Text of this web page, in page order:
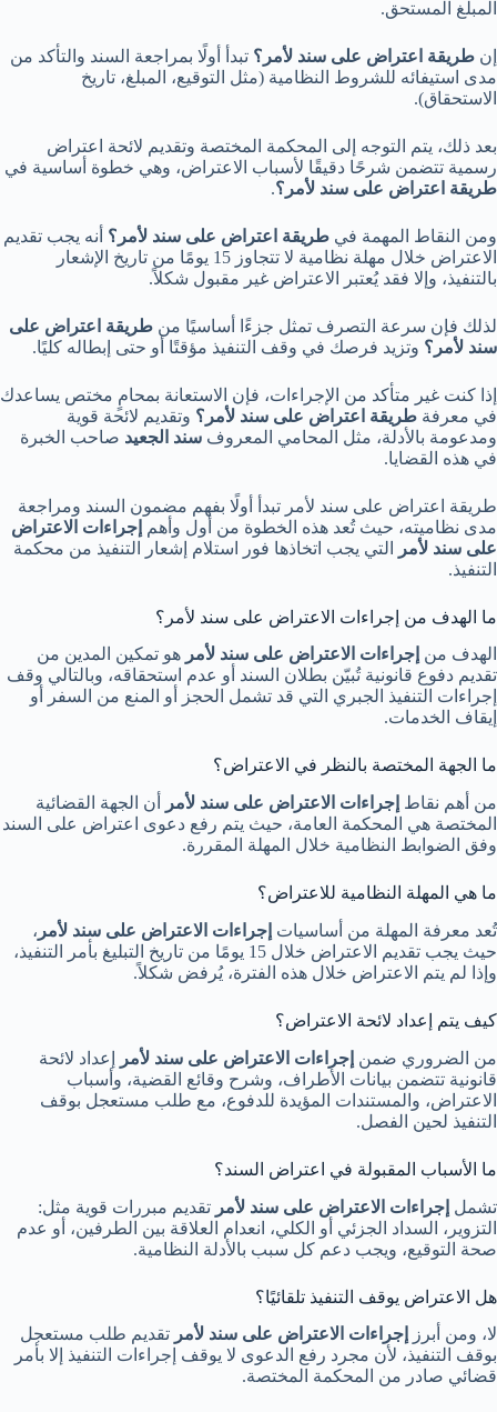
المبلغ المستحق.
إن طريقة اعتراض على سند لأمر؟ تبدأ أولًا بمراجعة السند والتأكد من
مدى استيفائه للشروط النظامية (مثل التوقيع، المبلغ، تاريخ
الاستحقاق).
بعد ذلك، يتم التوجه إلى المحكمة المختصة وتقديم لائحة اعتراض
رسمية تتضمن شرحًا دقيقًا لأسباب الاعتراض، وهي خطوة أساسية في
طريقة اعتراض على سند لأمر؟.
ومن النقاط المهمة في طريقة اعتراض على سند لأمر؟ أنه يجب تقديم
الاعتراض خلال مهلة نظامية لا تتجاوز 15 يومًا من تاريخ الإشعار
بالتنفيذ، وإلا فقد يُعتبر الاعتراض غير مقبول شكلاً.
لذلك فإن سرعة التصرف تمثل جزءًا أساسيًا من طريقة اعتراض على
سند لأمر؟ وتزيد فرصك في وقف التنفيذ مؤقتًا أو حتى إبطاله كليًا.
إذا كنت غير متأكد من الإجراءات، فإن الاستعانة بمحامٍ مختص يساعدك
في معرفة طريقة اعتراض على سند لأمر؟ وتقديم لائحة قوية
ومدعومة بالأدلة، مثل المحامي المعروف سند الجعيد صاحب الخبرة
في هذه القضايا.
طريقة اعتراض على سند لأمر تبدأ أولًا بفهم مضمون السند ومراجعة
مدى نظاميته، حيث تُعد هذه الخطوة من أول وأهم إجراءات الاعتراض
على سند لأمر
التي يجب اتخاذها فور استلام إشعار التنفيذ من محكمة
التنفيذ.
ما الهدف من إجراءات الاعتراض على سند لأمر؟
الهدف من إجراءات الاعتراض على سند لأمر هو تمكين المدين من
تقديم دفوع قانونية تُبيّن بطلان السند أو عدم استحقاقه، وبالتالي وقف
إجراءات التنفيذ الجبري التي قد تشمل الحجز أو المنع من السفر أو
إيقاف الخدمات.
ما الجهة المختصة بالنظر في الاعتراض؟
من أهم نقاط إجراءات الاعتراض على سند لأمر
أن الجهة القضائية
المختصة هي المحكمة العامة، حيث يتم رفع دعوى اعتراض على السند
وفق الضوابط النظامية خلال المهلة المقررة.
ما هي المهلة النظامية للاعتراض؟
تُعد معرفة المهلة من أساسيات إجراءات الاعتراض على سند لأمر ،
حيث يجب تقديم الاعتراض خلال 15 يومًا من تاريخ التبليغ بأمر التنفيذ،
وإذا لم يتم الاعتراض خلال هذه الفترة، يُرفض شكلاً.
كيف يتم إعداد لائحة الاعتراض؟
من الضروري ضمن إجراءات الاعتراض على سند لأمر
إعداد لائحة
قانونية تتضمن بيانات الأطراف، وشرح وقائع القضية، وأسباب
الاعتراض، والمستندات المؤيدة للدفوع، مع طلب مستعجل بوقف
التنفيذ لحين الفصل.
ما الأسباب المقبولة في اعتراض السند؟
تشمل إجراءات الاعتراض على سند لأمر تقديم مبررات قوية مثل:
التزوير، السداد الجزئي أو الكلي، انعدام العلاقة بين الطرفين، أو عدم
صحة التوقيع، ويجب دعم كل سبب بالأدلة النظامية.
هل الاعتراض يوقف التنفيذ تلقائيًا؟
لا، ومن أبرز
إجراءات الاعتراض على سند لأمر تقديم طلب مستعجل
بوقف التنفيذ، لأن مجرد رفع الدعوى لا يوقف إجراءات التنفيذ إلا بأمر
قضائي صادر من المحكمة المختصة.